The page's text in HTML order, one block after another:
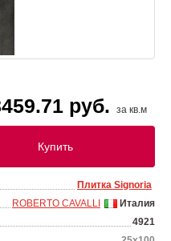
руб. за кв.м
Купить
Плитка Signoria
Италия
ROBERTO CAVALLI
4921